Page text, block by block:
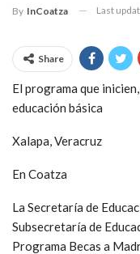
By InCoatza Last
Share
El programa que
educación básica
Xalapa, Veracruz
En Coatza
La Secretaría de
Subsecretaría de
Programa Becas a